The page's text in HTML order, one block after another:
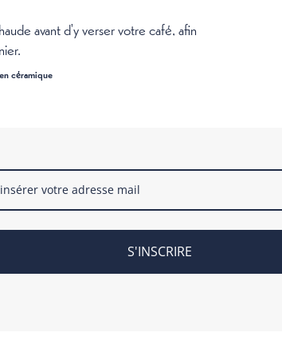
avant d'y verser votre café, afin
céramique
S'INSCRIRE